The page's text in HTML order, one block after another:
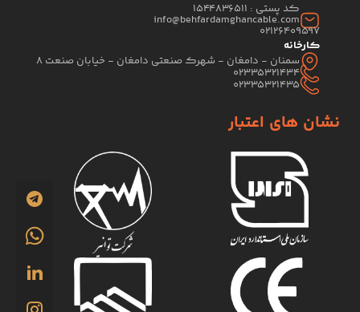
کد پستی : 1544836511
info@behfardamghancable.com
02126409597
کارخانه
سمنان - دامغان - شهرک صنعتی دامغان - خیابان صنعت 8
02335321434
02335321435
نشان های اعتبار